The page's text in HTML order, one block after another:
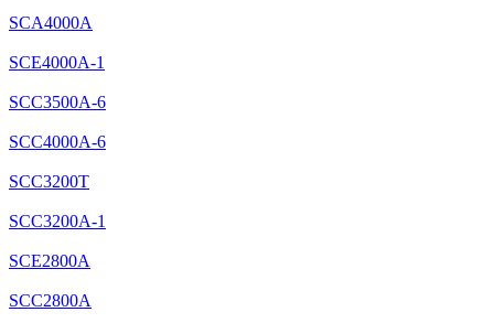
SCA4000A
SCE4000A-1
SCC3500A-6
SCC4000A-6
SCC3200T
SCC3200A-1
SCE2800A
SCC2800A